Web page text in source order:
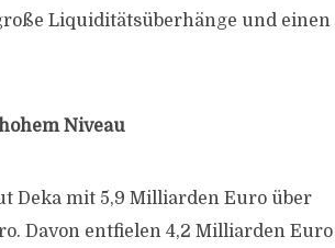
Liquiditätsüberhänge und einen
Niveau
Deka mit 5,9 Milliarden Euro über
Davon entfielen 4,2 Milliarden Euro